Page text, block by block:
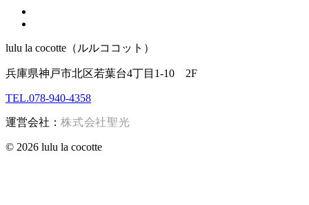
lulu la cocotte（ルルココット）
兵庫県神戸市北区若葉台4丁目1-10 2F
TEL.078-940-4358
運営会社： 株式会社聖光
© 2026 lulu la cocotte